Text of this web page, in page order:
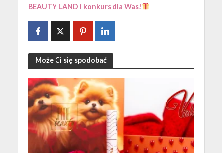
BEAUTY LAND i konkurs dla Was!
Może Ci się spodobać